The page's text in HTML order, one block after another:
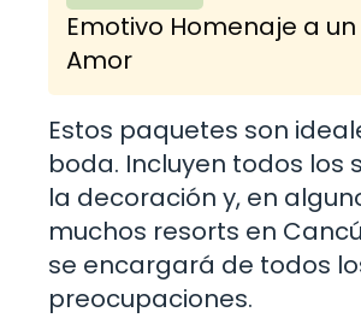
Emotivo Homenaje a
Amor
Estos paquetes son
boda. Incluyen todos los
la decoración y, en
muchos resorts en
se encargará de todos
preocupaciones.